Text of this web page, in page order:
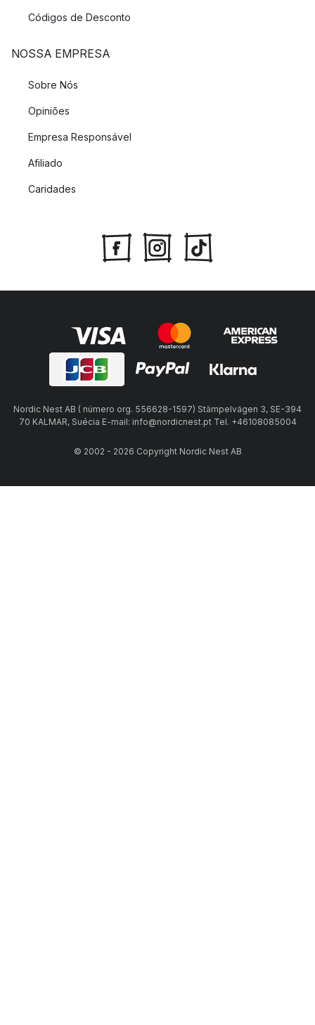
Códigos de Desconto
NOSSA EMPRESA
Sobre Nós
Opiniões
Empresa Responsável
Afiliado
Caridades
Nordic Nest AB ( número org. 556628-1597) Stämpelvägen 3, SE-394
70 KALMAR, Suécia E-mail: info@nordicnest.pt Tel. +46108085004
© 2002 - 2026 Copyright Nordic Nest AB